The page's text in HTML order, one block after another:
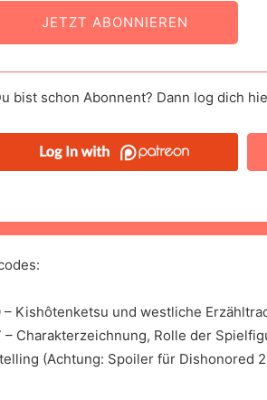
JETZT ABONNIEREN
bist schon Abonnent? Dann log dich
– Kishôtenketsu und westliche
– Charakterzeichnung, Rolle der
(Achtung: Spoiler für Dishonored